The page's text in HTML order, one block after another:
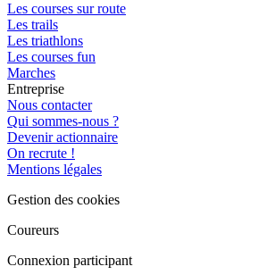
Les courses sur route
Les trails
Les triathlons
Les courses fun
Marches
Entreprise
Nous contacter
Qui sommes-nous ?
Devenir actionnaire
On recrute !
Mentions légales
Gestion des cookies
Coureurs
Connexion participant